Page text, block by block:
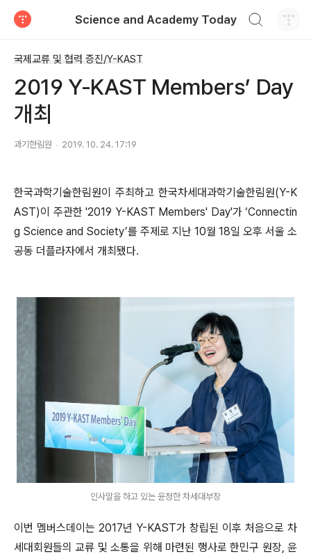
Science and Academy Today
국제교류 및 협력 증진/Y-KAST
2019 Y-KAST Members’ Day
개최
과기한림원 2019. 10. 24. 17:19
한국과학기술한림원이 주최하고 한국차세대과학기술한림원(Y-K
AST)이 주관한 '2019 Y-KAST Members' Day'가 ‘Connectin
g Science and Society’를 주제로 지난 10월 18일 오후 서울 소
공동 더플라자에서 개최됐다.
인사말을 하고 있는 윤정한 차세대부장
이번 멤버스데이는 2017년 Y-KAST가 창립된 이후 처음으로 차
세대회원들의 교류 및 소통을 위해 마련된 행사로 한민구 원장, 윤